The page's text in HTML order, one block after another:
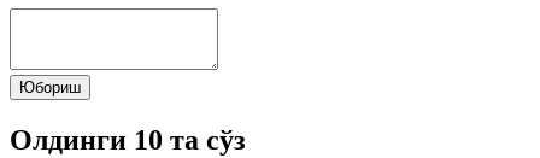
Юбориш
Олдинги 10 та сўз